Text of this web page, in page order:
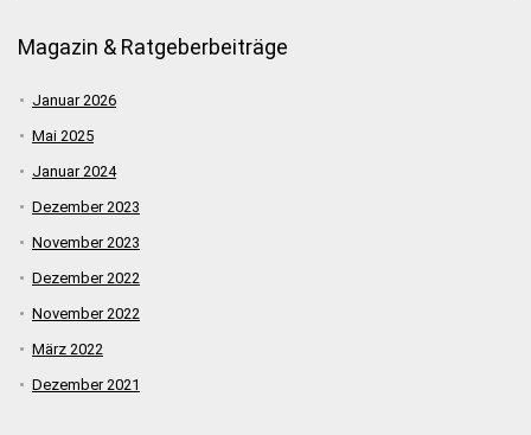
Magazin & Ratgeberbeiträge
Januar 2026
Mai 2025
Januar 2024
Dezember 2023
November 2023
Dezember 2022
November 2022
März 2022
Dezember 2021